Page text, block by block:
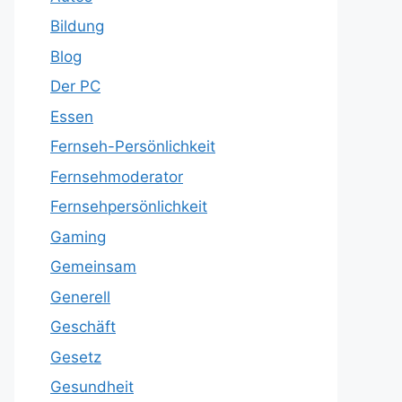
Bildung
Blog
Der PC
Essen
Fernseh-Persönlichkeit
Fernsehmoderator
Fernsehpersönlichkeit
Gaming
Gemeinsam
Generell
Geschäft
Gesetz
Gesundheit